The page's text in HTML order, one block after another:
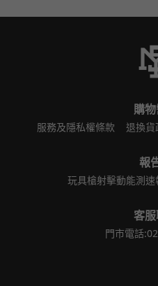
購
服務及隱私權條款 退換貨
報
玩具槍射擊動能測速
客
門市電話